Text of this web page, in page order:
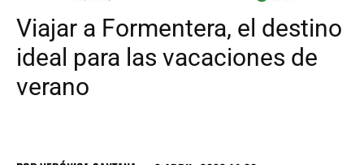
Viajar a Formentera, el destino
ideal para las vacaciones de
verano